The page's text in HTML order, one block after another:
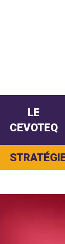
LE
CEVOTEQ